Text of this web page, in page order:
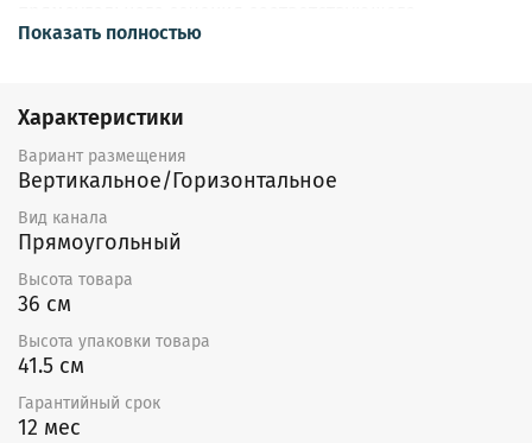
типоразмера.
Корпус воздухонагревателя выполнен
из оцинкованной листовой стали, а нагревательный
элемент — из нержавеющей стали.
Воздухонагреватель оснащен двухступенчатой
защитой от перегрева. Воздухонагреватель
не оснащен встроенным регулятором температуры
регулятором температуры ТС.
Минимальный расход воздуха соответствует
минимальной скорости потока 1,5 м/с. Канальный
воздухонагреватель обеспечивает максимальную
температуру воздуха на выходе +50 °С.
Показать полностью
Характеристики
Вариант размещения
Вертикальное/Горизонтальное
Вид канала
Прямоугольный
Высота товара
36 см
Высота упаковки товара
41.5 см
Гарантийный срок
12 мес